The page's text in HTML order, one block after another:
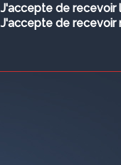
J'accepte de recevoir
J'accepte de recevoir